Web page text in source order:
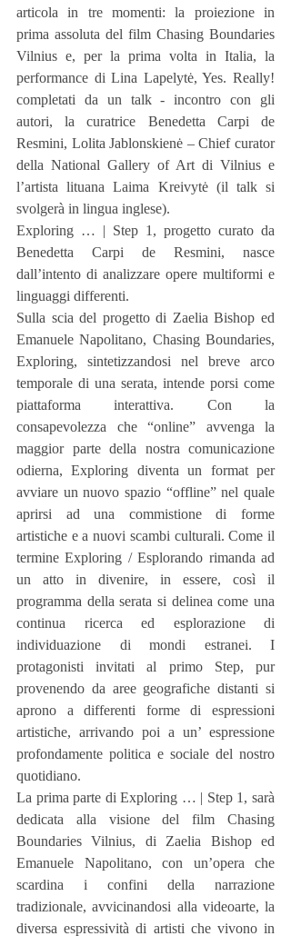
articola in tre momenti: la proiezione in
prima assoluta del film Chasing Boundaries
Vilnius e, per la prima volta in Italia, la
performance di Lina Lapelytė, Yes. Really!
completati da un talk - incontro con gli
autori, la curatrice Benedetta Carpi de
Resmini, Lolita Jablonskienė – Chief curator
della National Gallery of Art di Vilnius e
l’artista lituana Laima Kreivytė (il talk si
svolgerà in lingua inglese).
Exploring … | Step 1, progetto curato da
Benedetta Carpi de Resmini, nasce
dall’intento di analizzare opere multiformi e
linguaggi differenti.
Sulla scia del progetto di Zaelia Bishop ed
Emanuele Napolitano, Chasing Boundaries,
Exploring, sintetizzandosi nel breve arco
temporale di una serata, intende porsi come
piattaforma interattiva. Con la
consapevolezza che “online” avvenga la
maggior parte della nostra comunicazione
odierna, Exploring diventa un format per
avviare un nuovo spazio “offline” nel quale
aprirsi ad una commistione di forme
artistiche e a nuovi scambi culturali. Come il
termine Exploring / Esplorando rimanda ad
un atto in divenire, in essere, così il
programma della serata si delinea come una
continua ricerca ed esplorazione di
individuazione di mondi estranei. I
protagonisti invitati al primo Step, pur
provenendo da aree geografiche distanti si
aprono a differenti forme di espressioni
artistiche, arrivando poi a un’ espressione
profondamente politica e sociale del nostro
quotidiano.
La prima parte di Exploring … | Step 1, sarà
dedicata alla visione del film Chasing
Boundaries Vilnius, di Zaelia Bishop ed
Emanuele Napolitano, con un’opera che
scardina i confini della narrazione
tradizionale, avvicinandosi alla videoarte, la
diversa espressività di artisti che vivono in